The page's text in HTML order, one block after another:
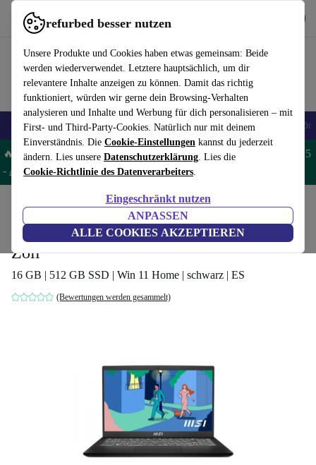
refurbed besser nutzen
Unsere Produkte und Cookies haben etwas gemeinsam: Beide
werden wiederverwendet. Letztere hauptsächlich, um dir
relevantere Inhalte anzeigen zu können. Damit das richtig
funktioniert, würden wir gerne dein Browsing-Verhalten
analysieren und Inhalte und Werbung für dich personalisieren – mit
First- und Third-Party-Cookies. Natürlich nur mit deinem
Einverständnis. Die Cookie-Einstellungen kannst du jederzeit
ändern. Lies unsere Datenschutzerklärung. Lies die
Cookie-Richtlinie des Datenverarbeiters.
Eingeschränkt nutzen
ANPASSEN
ALLE COOKIES AKZEPTIEREN
refurbed schnell und einfach nutzen
🎒 Back to school Handys Laptops Tablets Smartwatches Zubehör
🔥 Spare 5% EXTRA auf MacBooks und iPads – Code: MACPAD5
- AGB
Laptops
MSI Modern 15 B13M | i7-1355U | 15.6-
Zoll
16 GB | 512 GB SSD | Win 11 Home | schwarz | ES
(Bewertungen werden gesammelt)